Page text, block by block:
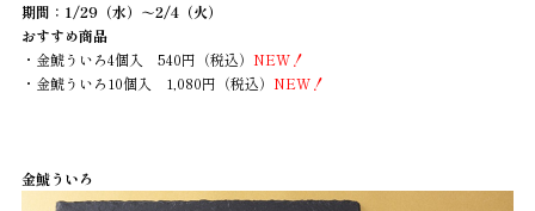
期間：1/29（水）～2/4（火）
おすすめ商品
・金鯱ういろ4個入 540円（税込） NEW！
・金鯱ういろ10個入 1,080円（税込） NEW！
金鯱ういろ